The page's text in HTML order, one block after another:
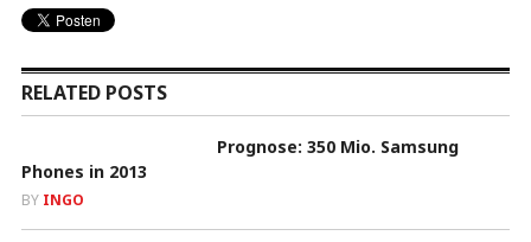
RELATED POSTS
Prognose: 350 Mio. Samsung
Phones in 2013
BY INGO